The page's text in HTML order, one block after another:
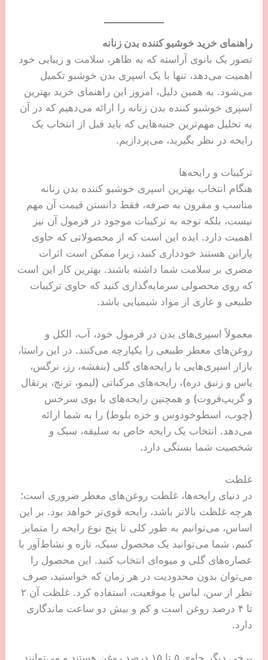
راهنمای خرید خوشبو کننده بدن زنانه
تصور یک بانوی آراسته که به ظاهر، سلامت و زیبایی خود
اهمیت می‌دهد، تنها با یک اسپری بدن خوشبو تکمیل
می‌شود. به همین دلیل، امروز این راهنمای خرید بهترین
اسپری خوشبو کننده بدن زنانه را ارائه می‌دهیم که در آن
به تحلیل مهم‌ترین جنبه‌هایی که باید قبل از انتخاب یک
رایحه در نظر بگیرید، می‌پردازیم.
ترکیبات و رایحه‌ها
هنگام انتخاب بهترین اسپری خوشبو کننده بدن زنانه
مناسب و مقرون به صرفه، فقط دانستن قیمت آن مهم
نیست، بلکه توجه به ترکیبات موجود در فرمول آن نیز
اهمیت دارد. ایده این است که از محصولاتی که حاوی
پارابن هستند خودداری کنید، زیرا ممکن است اثرات
مضری بر سلامت شما داشته باشند. بهترین کار این است
که روی محصولی سرمایه‌گذاری کنید که حاوی ترکیبات
طبیعی و عاری از مواد شیمیایی باشد.
معمولاً اسپری‌های بدن در فرمول خود، آب، الکل و
روغن‌های معطر طبیعی را یکپارچه می‌کنند. در این راستا،
بازار اسپری‌هایی با رایحه‌های گلی (بنفشه، رز، نرگس،
یاس و زنبق دره)، رایحه‌های مرکباتی (لیمو، ترنج، پرتقال
و گریپ‌فروت) و همچنین رایحه‌های با بوی سرخس
(چوب، اسطوخودوس و خزه بلوط) را به شما ارائه
می‌دهد. انتخاب یک رایحه خاص به سلیقه، سبک و
شخصیت شما بستگی دارد.
غلظت
در دنیای رایحه‌ها، غلظت روغن‌های معطر ضروری است؛
هرچه غلظت بالاتر باشد، رایحه قوی‌تر خواهد بود. بر این
اساس، می‌توانیم به طور کلی تا پنج نوع رایحه را متمایز
کنیم. شما می‌توانید یک محصول سبک، تازه و نشاط‌آور با
عصاره‌های گلی و میوه‌ای انتخاب کنید. این محصول را
می‌توان بدون محدودیت در هر زمان که خواستید، صرف
نظر از سن، لباس یا موقعیت، استفاده کرد. غلظت آن ۲
تا ۴ درصد روغن است و کم و بیش دو ساعت ماندگاری
دارد.
برخی دیگر حاوی ۵ تا ۱۵ درصد روغن هستند و می‌توانند